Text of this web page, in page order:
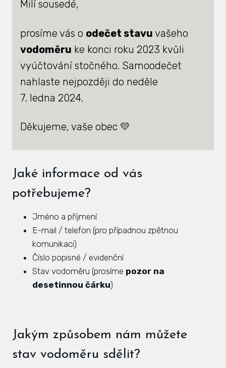
Milí sousedé,
prosíme vás o odečet stavu vašeho
vodoměru ke konci roku 2023 kvůli
vyúčtování stočného. Samoodečet
nahlaste nejpozději do neděle
7. ledna 2024.
Děkujeme, vaše obec 💛
Jaké informace od vás
potřebujeme?
Jméno a příjmení
E-mail / telefon (pro případnou zpětnou
komunikaci)
Číslo popisné / evidenční
Stav vodoměru (prosíme pozor na
desetinnou čárku)
Jakým způsobem nám můžete
stav vodoměru sdělit?